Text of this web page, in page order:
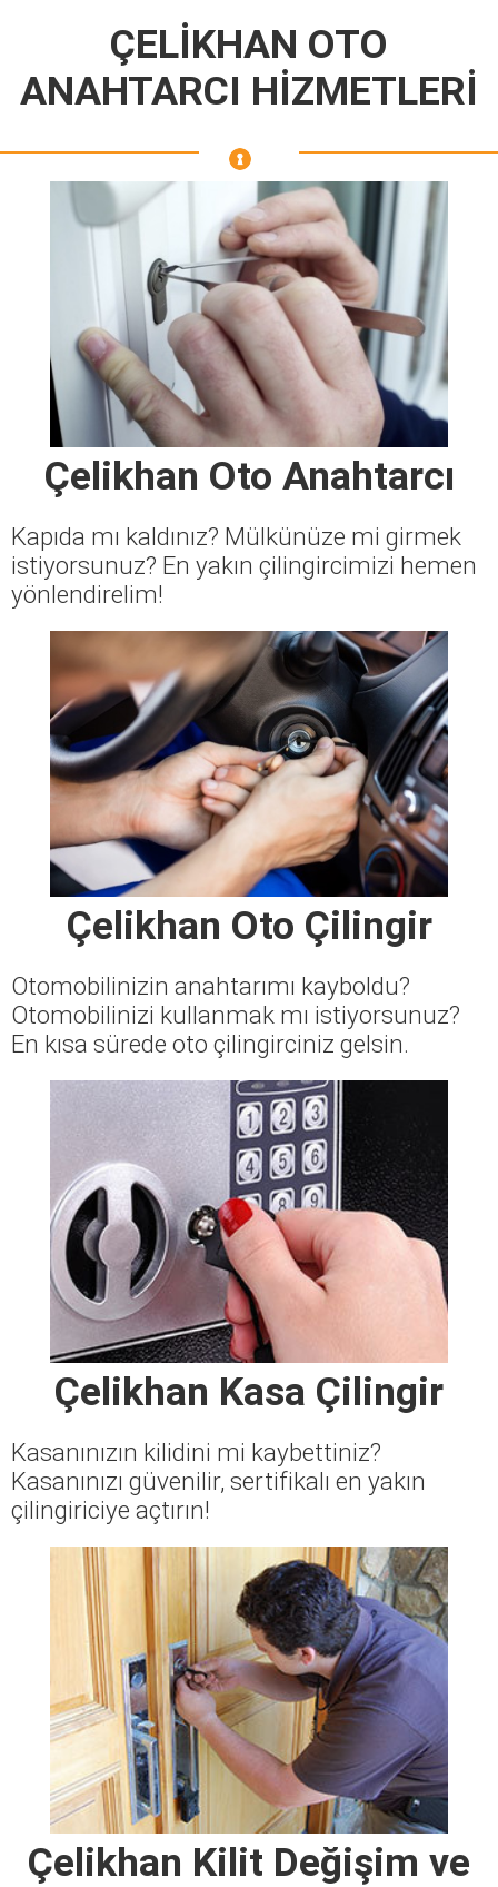
ÇELİKHAN OTO
ANAHTARCI HİZMETLERİ
Çelikhan Oto Anahtarcı
Kapıda mı kaldınız? Mülkünüze mi girmek
istiyorsunuz? En yakın çilingircimizi hemen
yönlendirelim!
Çelikhan Oto Çilingir
Otomobilinizin anahtarımı kayboldu?
Otomobilinizi kullanmak mı istiyorsunuz?
En kısa sürede oto çilingirciniz gelsin.
Çelikhan Kasa Çilingir
Kasanınızın kilidini mi kaybettiniz?
Kasanınızı güvenilir, sertifikalı en yakın
çilingiriciye açtırın!
Çelikhan Kilit Değişim ve